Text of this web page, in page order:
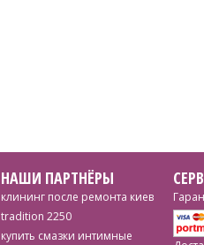
НАШИ ПАРТНЁРЫ
клининг после ремонта киев
tradition 2250
купить смазки интимные